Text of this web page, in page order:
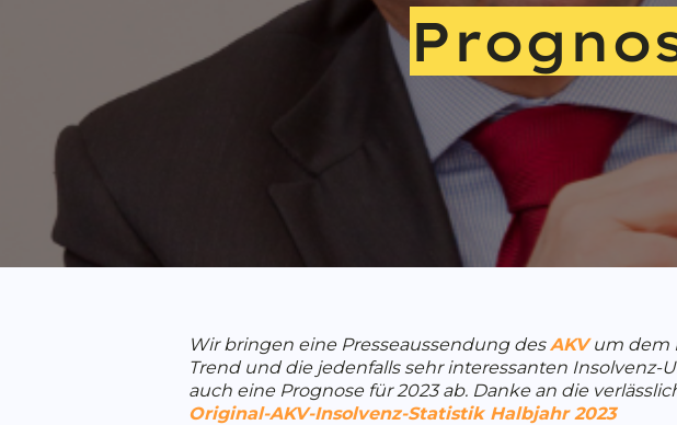
Wir bringen eine Presseaussendung desAKVum dem
Trend und die jedenfalls sehr interessanten
auch eine Prognose für 2023 ab. Danke an die
Original-AKV-Insolvenz-Statistik Halbjahr 2023